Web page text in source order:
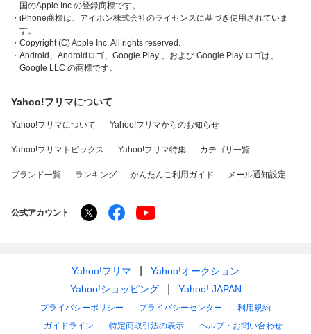
国のApple Inc.の登録商標です。
・iPhone商標は、アイホン株式会社のライセンスに基づき使用されていま
す。
・Copyright (C) Apple Inc. All rights reserved.
・Android、Androidロゴ、Google Play 、および Google Play ロゴは、
Google LLC の商標です。
Yahoo!フリマについて
Yahoo!フリマについて Yahoo!フリマからのお知らせ
Yahoo!フリマトピックス Yahoo!フリマ特集 カテゴリ一覧
ブランド一覧 ランキング かんたんご利用ガイド メール通知設定
公式アカウント
Yahoo!フリマ
Yahoo!オークション
Yahoo!ショッピング
Yahoo! JAPAN
プライバシーポリシー プライバシーセンター
利用規約
ガイドライン
特定商取引法の表示 ヘルプ・お問い合わせ